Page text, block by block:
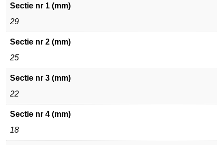
Sectie nr 1 (mm)
29
Sectie nr 2 (mm)
25
Sectie nr 3 (mm)
22
Sectie nr 4 (mm)
18